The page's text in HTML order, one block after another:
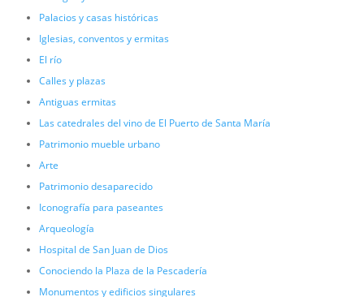
Palacios y casas históricas
Iglesias, conventos y ermitas
El río
Calles y plazas
Antiguas ermitas
Las catedrales del vino de El Puerto de Santa María
Patrimonio mueble urbano
Arte
Patrimonio desaparecido
Iconografía para paseantes
Arqueología
Hospital de San Juan de Dios
Conociendo la Plaza de la Pescadería
Monumentos y edificios singulares